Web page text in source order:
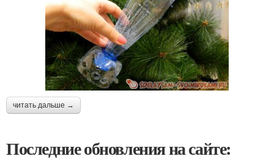
читать дальше →
Последние обновления на сайте: